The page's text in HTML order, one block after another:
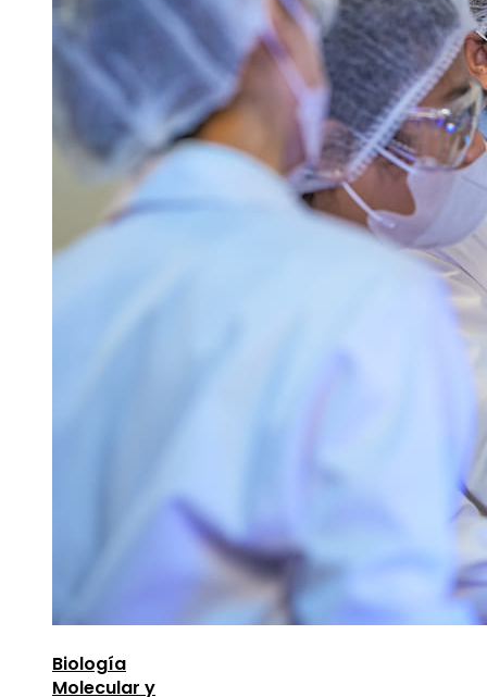
Biología
Molecular y